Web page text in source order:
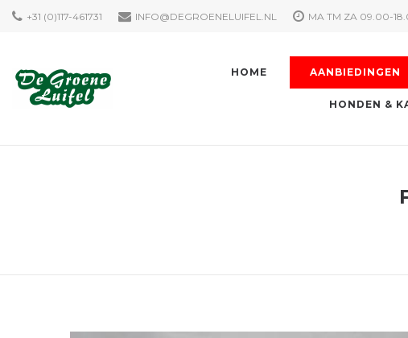
+31 (0)117-461731 INFO@DEGROENELUIFEL.NL MA TM ZA 09.00-
HOME AANBIEDINGEN
HONDEN &